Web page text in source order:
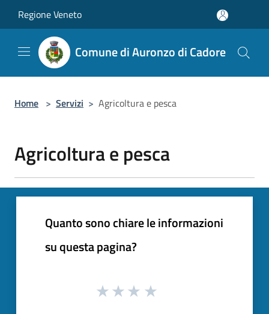
Regione Veneto
Comune di Auronzo di Cadore
Home > Servizi > Agricoltura e pesca
Agricoltura e pesca
Quanto sono chiare le informazioni
su questa pagina?